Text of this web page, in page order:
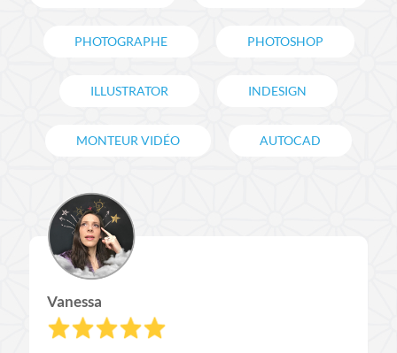
PHOTOGRAPHE PHOTOSHOP
ILLUSTRATOR INDESIGN
MONTEUR VIDÉO AUTOCAD
Vanessa